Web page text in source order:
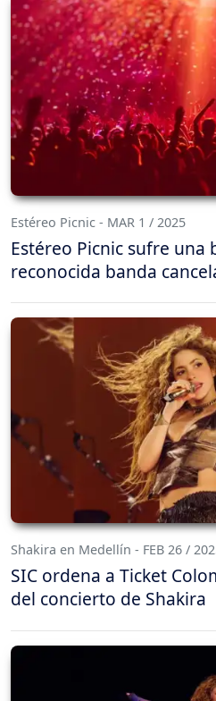
Estéreo Picnic - MAR 1 / 2025
Estéreo Picnic sufre una
reconocida banda
Shakira en Medellín - FEB 26 /
SIC ordena a Ticket
del concierto de Shakira